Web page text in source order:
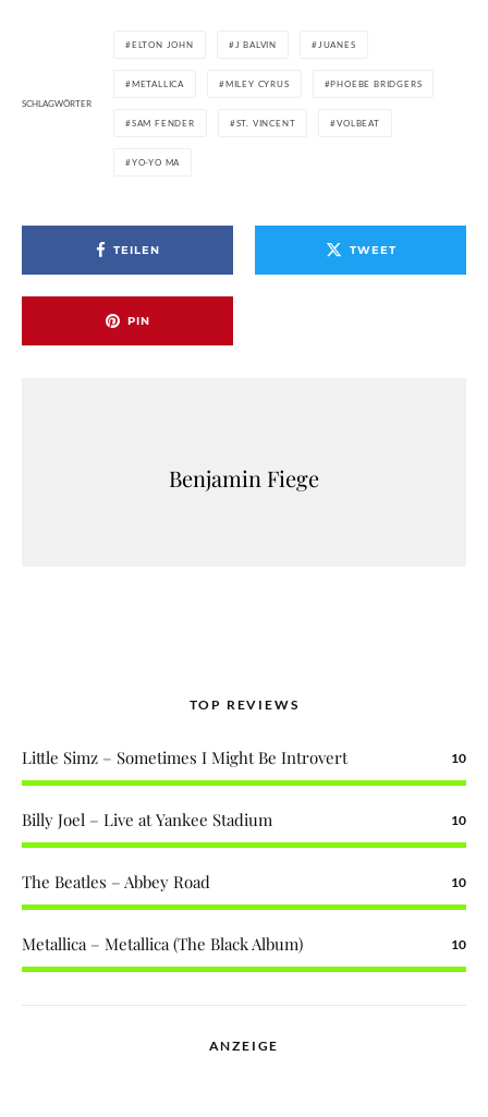
SCHLAGWÖRTER
ELTON JOHN J BALVIN JUANES
METALLICA MILEY CYRUS PHOEBE BRIDGERS
SAM FENDER ST. VINCENT VOLBEAT
YO-YO MA
TEILEN TWEET
PIN
Benjamin Fiege
TOP REVIEWS
Little Simz – Sometimes I Might Be Introvert 10
Billy Joel – Live at Yankee Stadium 10
The Beatles – Abbey Road 10
Metallica – Metallica (The Black Album) 10
ANZEIGE